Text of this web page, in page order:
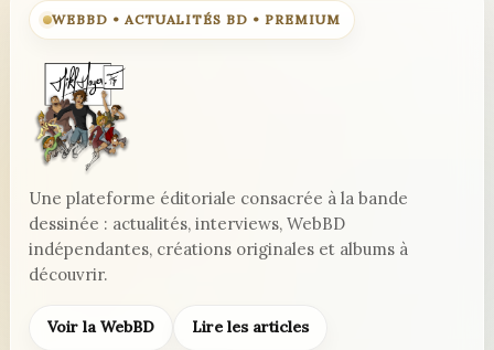
WEBBD • ACTUALITÉS BD • PREMIUM
Une plateforme éditoriale consacrée à la bande
dessinée : actualités, interviews, WebBD
indépendantes, créations originales et albums à
découvrir.
Voir la WebBD Lire les articles